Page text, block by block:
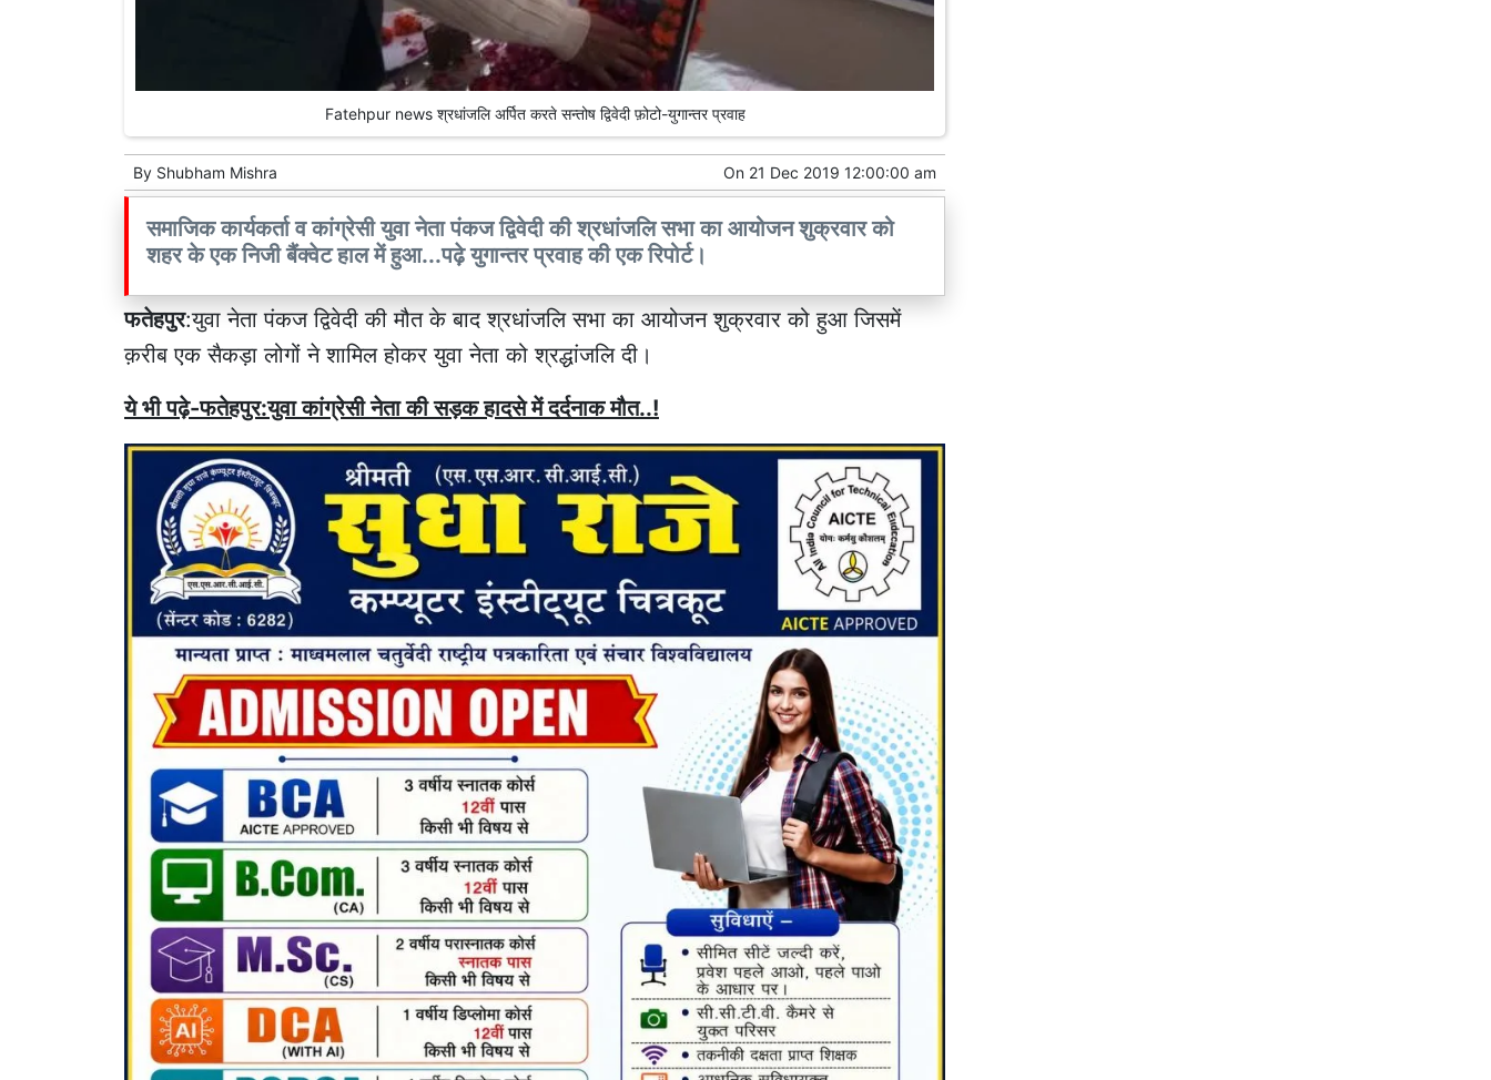
Fatehpur news श्रधांजलि अर्पित करते सन्तोष द्विवेदी फ़ोटो-युगान्तर प्रवाह
By Shubham Mishra On 21 Dec 2019 12:00:00 am
समाजिक कार्यकर्ता व कांग्रेसी युवा नेता पंकज द्विवेदी की श्रधांजलि सभा का आयोजन शुक्रवार को
शहर के एक निजी बैंक्वेट हाल में हुआ...पढ़े युगान्तर प्रवाह की एक रिपोर्ट।
फतेहपुर:युवा नेता पंकज द्विवेदी की मौत के बाद श्रधांजलि सभा का आयोजन शुक्रवार को हुआ जिसमें
क़रीब एक सैकड़ा लोगों ने शामिल होकर युवा नेता को श्रद्धांजलि दी।
ये भी पढ़े-फतेहपुर:युवा कांग्रेसी नेता की सड़क हादसे में दर्दनाक मौत..!